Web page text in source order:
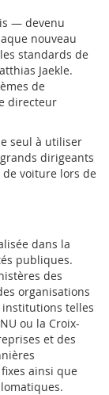
— devenu
nouveau
standards de
Jaekle.
de
directeur
seul à utiliser
dirigeants
voiture lors de
dans la
publiques.
des
organisations
telles
ou la Croix-
et des
ainsi que